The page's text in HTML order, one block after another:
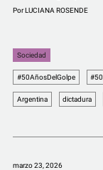
PorLUCIANA ROSENDE
Sociedad
#50AñosDelGolpe
Argentina dictadura
marzo 23, 2026